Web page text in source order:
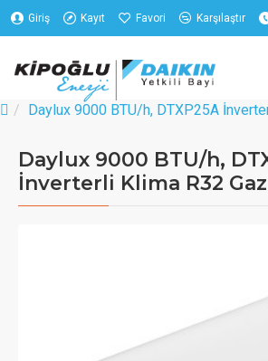
Giriş Kayıt Favori Karşılaştır
Daylux 9000 BTU/h, DTXP25A
Daylux 9000 BTU/h,
İnverterli Klima R32